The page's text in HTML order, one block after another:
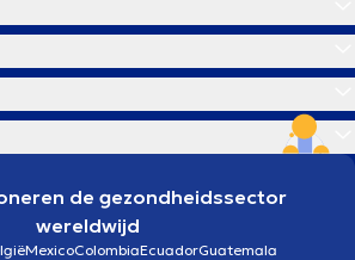
de gezondheidssector
wereldwijd
MexicoColombiaEcuadorGuatemala